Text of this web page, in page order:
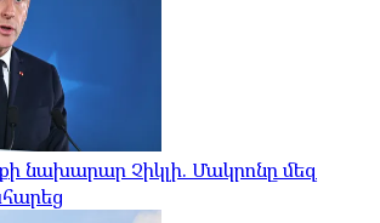
նախարար Չիկլի. Մակրոնը մեզ